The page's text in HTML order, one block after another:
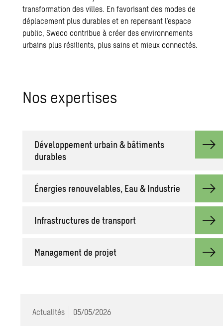
transformation des villes. En favorisant des modes de
déplacement plus durables et en repensant l’espace
public, Sweco contribue à créer des environnements
urbains plus résilients, plus sains et mieux connectés.
Nos expertises
Développement urbain & bâtiments
durables
Énergies renouvelables, Eau & Industrie
Infrastructures de transport
Management de projet
Actualités 05/05/2026